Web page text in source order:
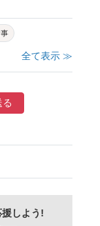
全て表示 ≫
しよう!